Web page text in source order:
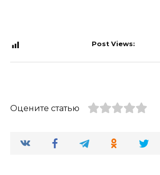
Post Views:
Оцените статью